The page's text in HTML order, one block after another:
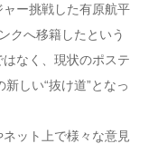
ー挑戦した有原航平
クへ移籍したという
なく、現状のポステ
しい“抜け道”となっ
ット上で様々な意見